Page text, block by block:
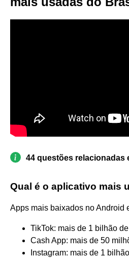
44 questões relacionadas
Qual é o aplicativo mais
Apps mais baixados no Android
TikTok: mais de 1 bilhão
Cash App: mais de 50
Instagram: mais de 1